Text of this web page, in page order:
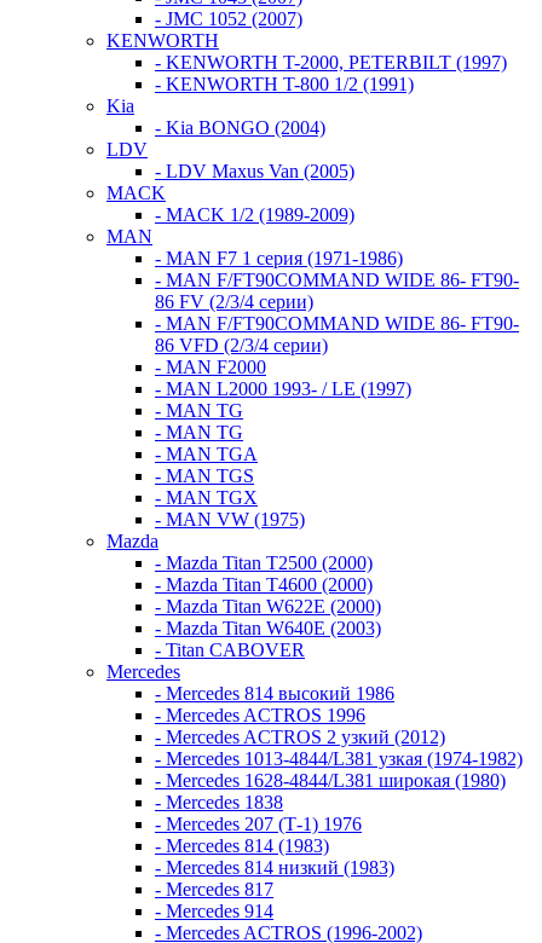
- JMC 1052 (2007)
KENWORTH
- KENWORTH T-2000, PETERBILT (1997)
- KENWORTH T-800 1/2 (1991)
Kia
- Kia BONGO (2004)
LDV
- LDV Maxus Van (2005)
MACK
- MACK 1/2 (1989-2009)
MAN
- MAN F7 1 серия (1971-1986)
- MAN F/FT90COMMAND WIDE 86- FT90-
86 FV (2/3/4 серии)
- MAN F/FT90COMMAND WIDE 86- FT90-
86 VFD (2/3/4 серии)
- MAN F2000
- MAN L2000 1993- / LE (1997)
- MAN TG
- MAN TG
- MAN TGA
- MAN TGS
- MAN TGX
- MAN VW (1975)
Mazda
- Mazda Titan T2500 (2000)
- Mazda Titan T4600 (2000)
- Mazda Titan W622E (2000)
- Mazda Titan W640E (2003)
- Titan CABOVER
Mercedes
- Mercedes 814 высокий 1986
- Mercedes ACTROS 1996
- Mercedes ACTROS 2 узкий (2012)
- Mercedes 1013-4844/L381 узкая (1974-1982)
- Mercedes 1628-4844/L381 широкая (1980)
- Mercedes 1838
- Mercedes 207 (Т-1) 1976
- Mercedes 814 (1983)
- Mercedes 814 низкий (1983)
- Mercedes 817
- Mercedes 914
- Mercedes ACTROS (1996-2002)